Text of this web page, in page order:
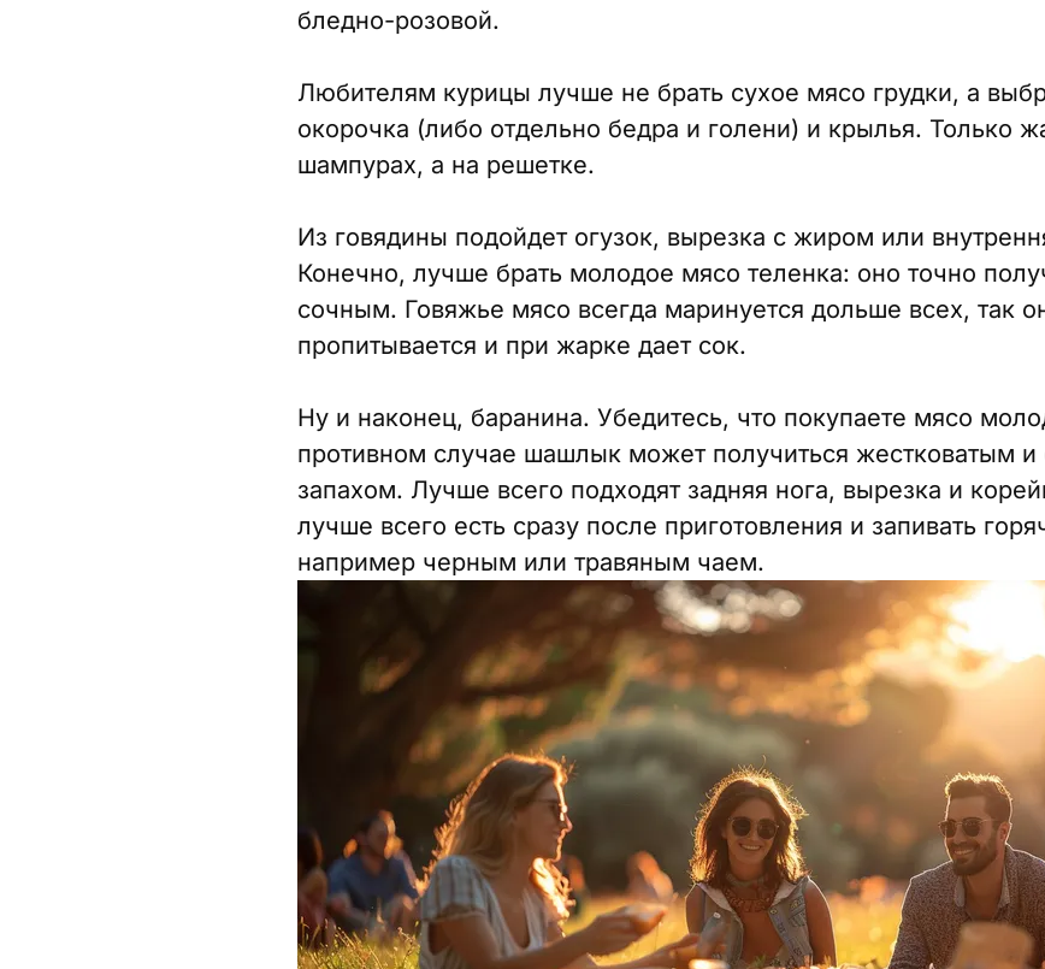
бледно-розовой.
Любителям курицы лучше не брать сухое мясо грудки, а
окорочка (либо отдельно бедра и голени) и крылья. Только
шампурах, а на решетке.
Из говядины подойдет огузок, вырезка с жиром или
Конечно, лучше брать молодое мясо теленка: оно точно
сочным. Говяжье мясо всегда маринуется дольше всех, так
пропитывается и при жарке дает сок.
Ну и наконец, баранина. Убедитесь, что покупаете мясо
противном случае шашлык может получиться жестковатым
запахом. Лучше всего подходят задняя нога, вырезка и
лучше всего есть сразу после приготовления и запивать
например черным или травяным чаем.